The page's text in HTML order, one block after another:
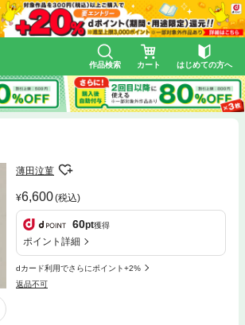
作品検索 カート はじめての方へ
薄田泣菫
6,600(税込)
60pt獲得
ポイント詳細
dカード利用でさらにポイント+2%
返品不可